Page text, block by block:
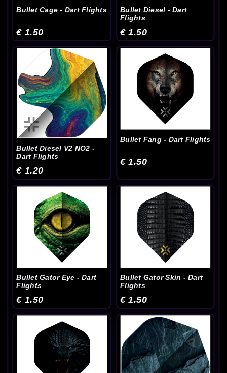
Bullet Cage - Dart Flights
€ 1.50
Bullet Diesel - Dart
Flights
€ 1.50
Bullet Diesel V2 NO2 -
Dart Flights
€ 1.20
Bullet Fang - Dart Flights
€ 1.50
Bullet Gator Eye - Dart
Flights
€ 1.50
Bullet Gator Skin - Dart
Flights
€ 1.50